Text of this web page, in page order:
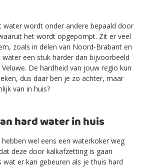
water wordt onder andere bepaald door
het wordt opgepompt. Zit er veel
zoals in delen van Noord-Brabant en
water een stuk harder dan bijvoorbeeld
De hardheid van jouw regio kun
dus daar ben je zo achter, maar
van in huis?
hard water in huis
wel eens een waterkoker weg
deze door kalkafzetting is gaan
wat er kan gebeuren als je thuis hard